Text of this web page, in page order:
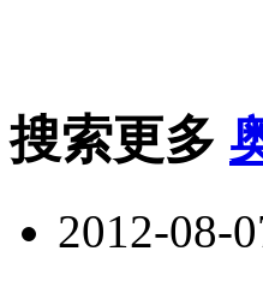
搜索更多
2012-08-